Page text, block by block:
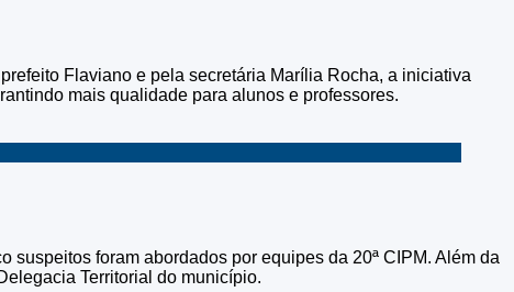
Flaviano e pela secretária Marília Rocha, a iniciativa
mais qualidade para alunos e professores.
foram abordados por equipes da 20ª CIPM. Além da
Territorial do município.